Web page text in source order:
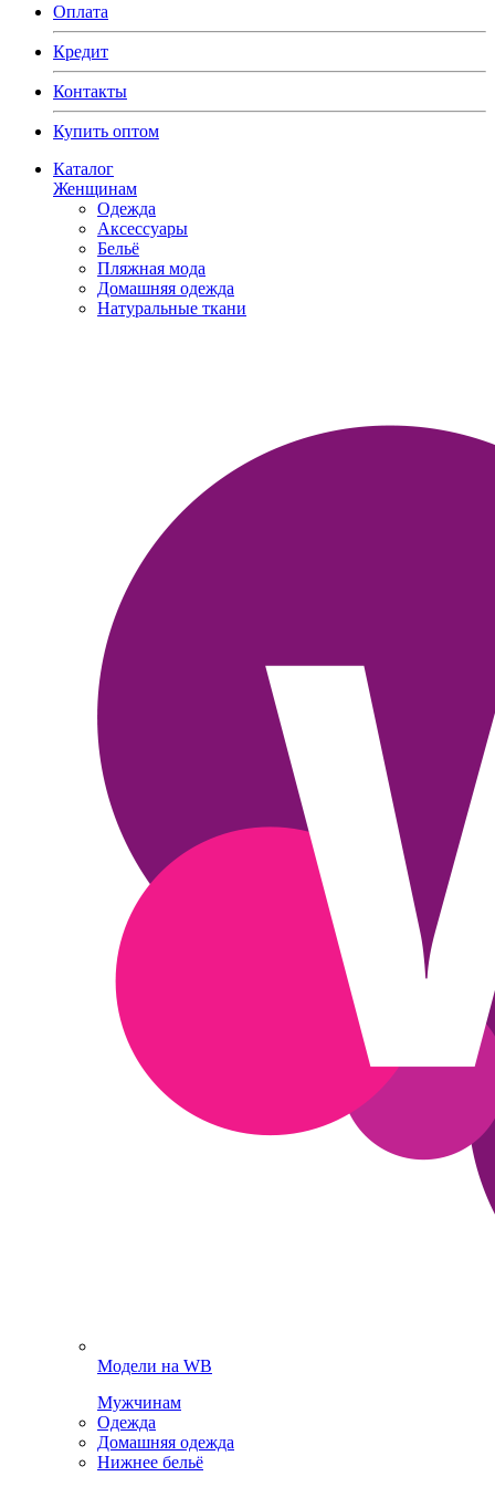
Оплата
Кредит
Контакты
Купить оптом
Каталог
Женщинам
Одежда
Аксессуары
Бельё
Пляжная мода
Домашняя одежда
Натуральные ткани
Модели на WB
Мужчинам
Одежда
Домашняя одежда
Нижнее бельё